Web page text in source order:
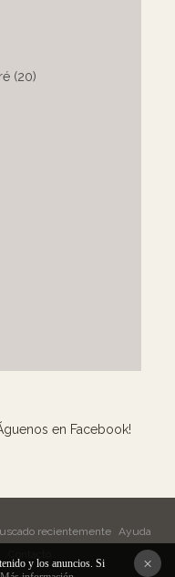
(20)
en Facebook!
recientemente Ayuda
×
y los anuncios. Si